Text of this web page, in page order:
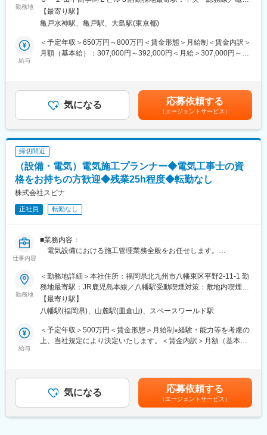
■入社後：
・教育・研修制度として 「資格取得の受験費用実費支給、各種セ
（支給については別途社内規定に依ります。）
・残業0～5時間程度
・フレックス制度導入
・土日祝休みで年間126日
・転勤無し
変更の範囲：当社業務全般
■職務概要:
担当物件(マンション、ホテル、福祉施設など)の設備施工に関する
管理をお任せ致します。
・社内の関連部署との打ち合わせ
・現場での業者様からの相談事項へのご回答
※担当エリアは江東区が中心になりますが、稀に世田谷区の物件の
■組織構成:
建築設備部では20名程の方が所属されております。
昨年度から担当する課を増やしており、現在建築設備部の中で4つ
課に分かれております。
将来的には商品開発、サポート、基幹商品のBIM化など、配転教
■就業環境:
・現場状況に応じて直行直帰も可能でございます
・原則土日祝休み・出張、転勤なしを自宅からご通勤が可能です
・PCが20時にシャットダウンされる為、所定労働時間7時間30
分、残業月平均20H程となります。
す
ネットワークと豊富なデータを活かし、地域特性に応じた提案が
可能で、オーナーの長期安定収入と入居者の住み心地を両立する
ビジネスモデルが他社にない魅力です。
勤務地
駅受動喫煙対策：屋内全面禁煙変更の範囲：会社の定める事業所
【最寄り駅】
亀戸水神駅、亀戸駅、大島駅(東京都)
給与
＜予定年収＞650万円～800万円＜賃金形態＞月給制＜賃金内訳＞
月額（基本給）：307,000円～392,000円＜月給＞307,000円～
ル年収例：30歳・1級電気施工管理技士：650万、34歳・1級電気
施工管理技士：694万賃金はあくまでも目安の金額であり、選考
を通じて上下する可能性があります。月給(月額)は固定手当を含め
た表記です。
気になる 応募依頼する
（エージェントサービス）
締切間近
（設備・電気）電気施工プランナー◆電気工事士の資
格をお持ちの方歓迎◆残業25h程度◆転勤なし
株式会社スピナ
正社員 転勤なし
仕事内容
■業務内容：
電気設備における施工管理業務全般をお任せします。
■業務詳細：
・注力事業である太陽光発電設備、エコ空調(エコウィン)の設備
管理と現場対応
・所有ビルの電気、消防設備点検等の維持管理
・建物の修繕や更新工事における工程管理
・施工業者との打ち合わせ
◎現場管理と点検業務を通じて「地域インフラを支える」実感を
得られる点
◎安全意識の高いチーム文化で、堅実な社員が多く、コミュニケ
勤務地
＜勤務地詳細＞本社住所：福岡県北九州市八幡東区平野2-11-1 勤
務地最寄駅：JR鹿児島本線／八幡駅受動喫煙対策：敷地内喫煙可
能場所あり変更の範囲：無
【最寄り駅】
八幡駅(福岡県)、山麓駅(皿倉山)、スペースワールド駅
給与
＜予定年収＞500万円＜賃金形態＞月給制※経験・能力等を考慮の
上、当社規定により決定いたします。＜賃金内訳＞月額（基本
る可能性があります。月給(月額)は固定手当を含めた表記です。
気になる 応募依頼する
（エージェントサービス）